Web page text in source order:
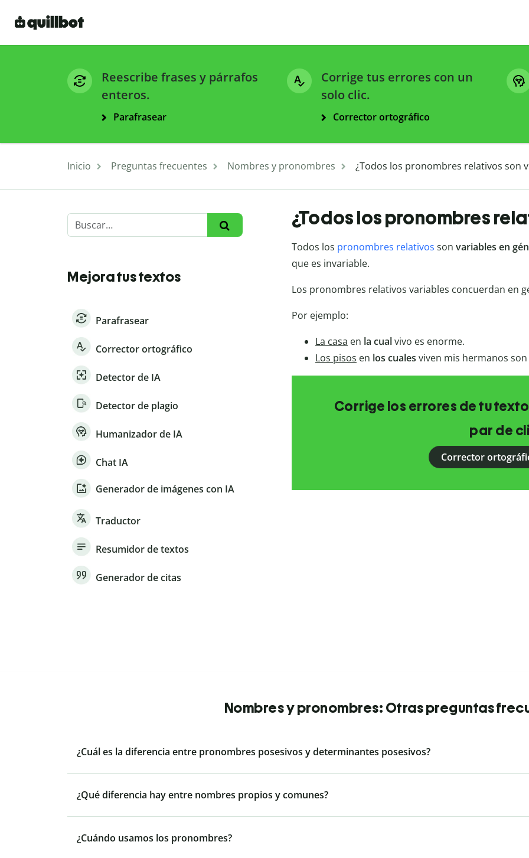
Reescribe frases y párrafos
enteros.
Parafrasear
Corrige tus errores con un
solo clic.
Corrector ortográfico
Inicio Preguntas frecuentes Nombres y pronombres ¿Todos los pronombres relativos son
Mejora tus textos
Parafrasear
Corrector ortográfico
Detector de IA
Detector de plagio
Humanizador de IA
Chat IA
Generador de imágenes con IA
Traductor
Resumidor de textos
Generador de citas
¿Todos los pronombres
Todos los pronombres relativos son variables en
que es invariable.
Los pronombres relativos variables concuerdan en
Por ejemplo:
La casa en la cualvivo es enorme.
Los pisos en los cuales viven mis hermanos
Corrige los errores de tu
par de
Corrector
Nombres y pronombres: Otras preguntas
¿Cuál es la diferencia entre pronombres posesivos y determinantes posesivos?
¿Qué diferencia hay entre nombres propios y comunes?
¿Cuándo usamos los pronombres?